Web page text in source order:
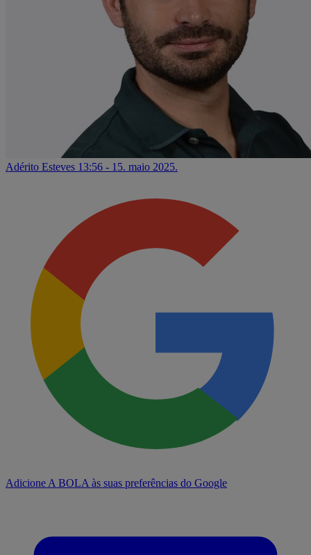
Adérito Esteves 13:56 - 15. maio 2025.
Adicione A BOLA às suas preferências do Google